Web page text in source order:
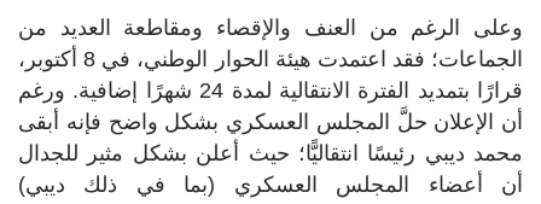
وعلى الرغم من العنف والإقصاء ومقاطعة العديد من
الجماعات؛ فقد اعتمدت هيئة الحوار الوطني، في 8 أكتوبر،
قرارًا بتمديد الفترة الانتقالية لمدة 24 شهرًا إضافية. ورغم
أن الإعلان حلَّ المجلس العسكري بشكل واضح فإنه أبقى
محمد ديبي رئيسًا انتقاليًّا؛ حيث أعلن بشكل مثير للجدال
أن أعضاء المجلس العسكري (بما في ذلك ديبي)